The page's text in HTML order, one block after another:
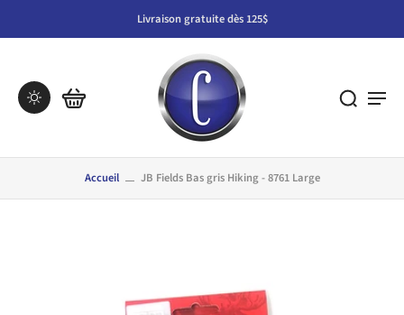
Livraison gratuite dès 125$
Accueil JB Fields Bas gris Hiking - 8761 Large